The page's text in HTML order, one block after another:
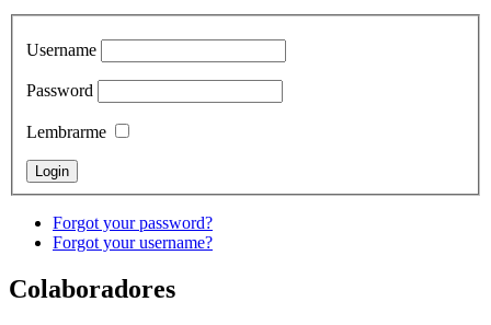
Username
Password
Lembrarme
Forgot your password?
Forgot your username?
Colaboradores